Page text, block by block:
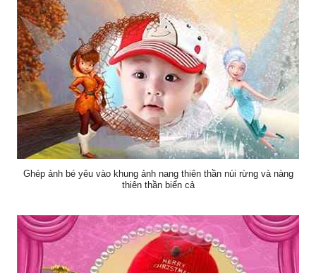
Ghép ảnh bé yêu vào khung ảnh nang thiên thần núi rừng và nàng
thiên thần biển cả